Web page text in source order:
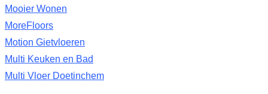
Mooier Wonen
MoreFloors
Motion Gietvloeren
Multi Keuken en Bad
Multi Vloer Doetinchem